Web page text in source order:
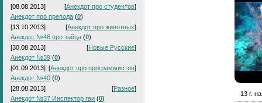
[08.08.2013]
[Анекдот про студентов]
Анекдот про препода (0)
[13.10.2013]
[Анекдот про животных]
Анекдот №46 про зайца (0)
[30.08.2013]
[Новые Русские]
Анекдот №39 (0)
[01.09.2013] [Анекдот про программистов]
Анекдот №40 (0)
[28.08.2013]
[Разное]
Анекдот №37 Инспектор гаи (0)
13 г.